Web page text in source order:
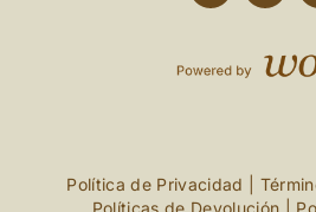
Política de Privacidad